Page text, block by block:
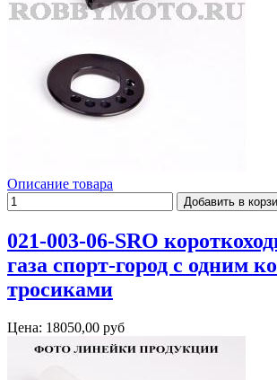
Описание товара
021-003-06-SRO
газа спорт-город с одним
тросиками
Цена: 18050,00 руб